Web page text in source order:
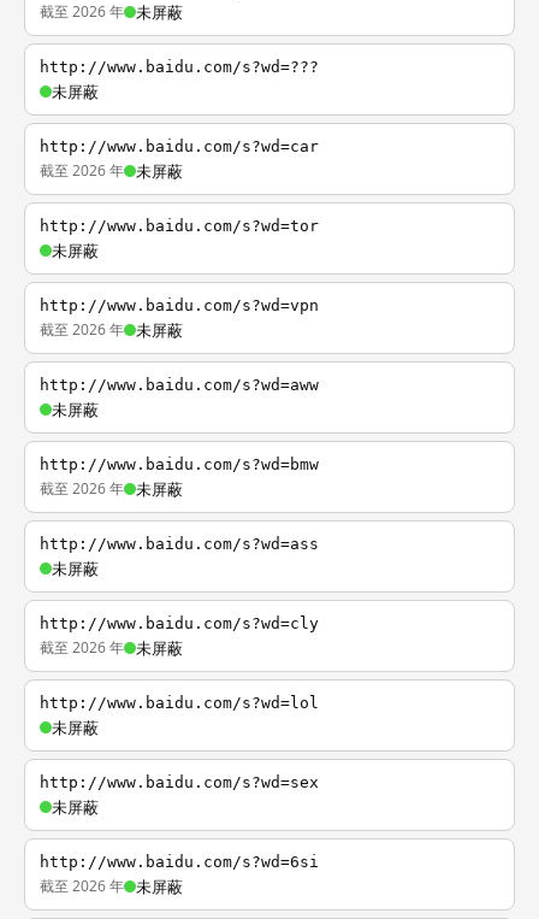
截至 2026 年 未屏蔽
http://www.baidu.com/s?wd=???
未屏蔽
http://www.baidu.com/s?wd=car
截至 2026 年 未屏蔽
http://www.baidu.com/s?wd=tor
未屏蔽
http://www.baidu.com/s?wd=vpn
截至 2026 年 未屏蔽
http://www.baidu.com/s?wd=aww
未屏蔽
http://www.baidu.com/s?wd=bmw
截至 2026 年 未屏蔽
http://www.baidu.com/s?wd=ass
未屏蔽
http://www.baidu.com/s?wd=cly
截至 2026 年 未屏蔽
http://www.baidu.com/s?wd=lol
未屏蔽
http://www.baidu.com/s?wd=sex
未屏蔽
http://www.baidu.com/s?wd=6si
截至 2026 年 未屏蔽